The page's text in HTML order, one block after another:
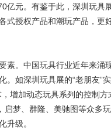
亿元。有鉴于此，深圳玩具
式授权产品和潮玩产品，
素。中国玩具行业近年来
。如深圳玩具展的“老朋友
增加动态玩具系列的控制
启梦、群隆、美驰图等众
升级。